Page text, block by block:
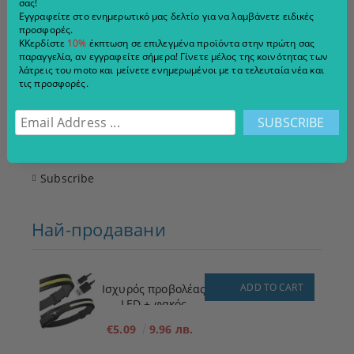
Μπουφάν μοτοσικλέτας για ταξίδια 4 εποχών Modeka Varus
Μαύρο/Κίτρινο
Subscribe
Най-продавани
Ισχυρός προβολέας
LED + φακός
€5.09
9.96 лв.
ADD TO CART
σας!
Εγγραφείτε στο ενημερωτικό μας δελτίο για να λαμβάνετε ειδικές
προσφορές.
ΚΚερδίστε 10% έκπτωση σε επιλεγμένα προϊόντα στην πρώτη σας
παραγγελία, αν εγγραφείτε σήμερα! Γίνετε μέλος της κοινότητας των
λάτρεις του moto και μείνετε ενημερωμένοι με τα τελευταία νέα και
τις προσφορές.